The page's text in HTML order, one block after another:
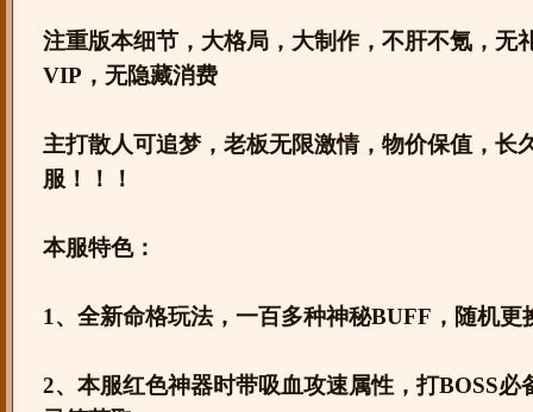
注重版本细节，大格局，大制作，不肝不氪，无
VIP，无隐藏消费
主打散人可追梦，老板无限激情，物价保值，长
服！！！
本服特色：
1、全新命格玩法，一百多种神秘BUFF，随机更
2、本服红色神器时带吸血攻速属性，打BOSS必